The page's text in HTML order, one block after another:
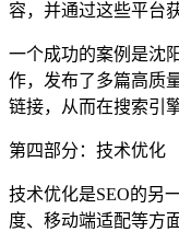
容，并通过这些平台
一个成功的案例是沈
作，发布了多篇高质
链接，从而在搜索引
第四部分：技术优化
技术优化是SEO的另
度、移动端适配等方